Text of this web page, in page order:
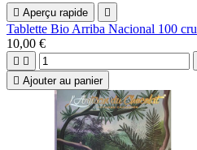
 Aperçu rapide 
Tablette Bio Arriba Nacional 100 cru
10,00 €
 
 Ajouter au panier